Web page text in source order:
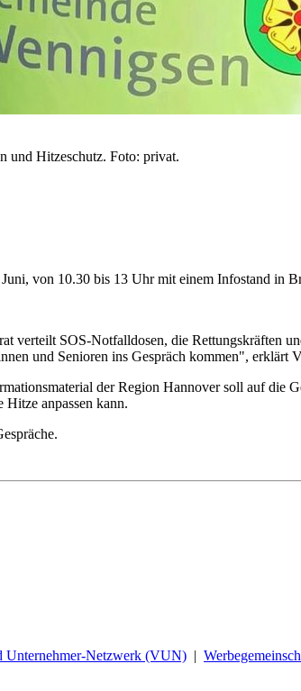
und Hitzeschutz. Foto: privat.
von 10.30 bis 13 Uhr mit einem Infostand in
verteilt SOS-Notfalldosen, die Rettungskräften
und Senioren ins Gespräch kommen", erklärt
der Region Hannover soll auf die
Hitze anpassen kann.
Unternehmer-Netzwerk (VUN) |